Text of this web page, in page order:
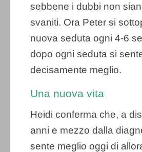
sebbene i dubbi non
svaniti. Ora Peter si
nuova seduta ogni 4-6
dopo ogni seduta si
decisamente meglio.
Una nuova vita
Heidi conferma che, a
anni e mezzo dalla
sente meglio oggi di